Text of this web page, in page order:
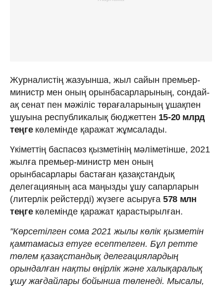
Журналистің жазуынша, жыл сайын премьер-
министр мен оның орынбасарларының, сондай-
ақ сенат пен мәжіліс төрағаларының ұшақпен
ұшуына республикалық бюджеттен 15-20 млрд
теңге көлемінде қаражат жұмсалады.
Үкіметтің баспасөз қызметінің мәліметінше, 2021
жылға премьер-министр мен оның
орынбасарлары бастаған қазақстандық
делегацияның аса маңызды ұшу сапарларын
(литерлік рейстерді) жүзеге асыруға 578 млн
теңгекөлемінде қаражат қарастырылған.
"Көрсетілген сома 2021 жылы көлік қызметін
қамтамасыз етуге есептелген. Бұл ретте
төлем қазақстандық делегациялардың
орындалған нақты өңірлік және халықаралық
ұшу жағдайлары бойынша төленеді. Мысалы,